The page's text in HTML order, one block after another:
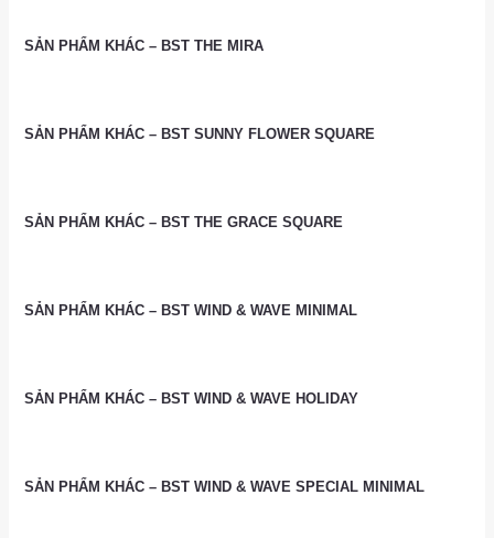
SẢN PHẨM KHÁC – BST THE MIRA
SẢN PHẨM KHÁC – BST SUNNY FLOWER SQUARE
SẢN PHẨM KHÁC – BST THE GRACE SQUARE
SẢN PHẨM KHÁC – BST WIND & WAVE MINIMAL
SẢN PHẨM KHÁC – BST WIND & WAVE HOLIDAY
SẢN PHẨM KHÁC – BST WIND & WAVE SPECIAL MINIMAL